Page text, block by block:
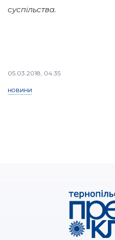
суспільства.
05.03.2018, 04:35
НОВИНИ